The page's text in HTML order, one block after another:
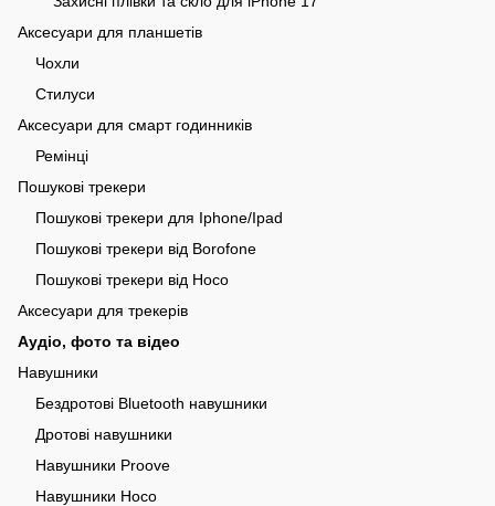
Аксесуари для планшетів
Чохли
Стилуси
Аксесуари для смарт годинників
Ремінці
Пошукові трекери
Пошукові трекери для Iphone/Ipad
Пошукові трекери від Borofone
Пошукові трекери від Hoco
Аксесуари для трекерів
Аудіо, фото та відео
Навушники
Бездротові Bluetooth навушники
Дротові навушники
Навушники Proove
Навушники Hoco